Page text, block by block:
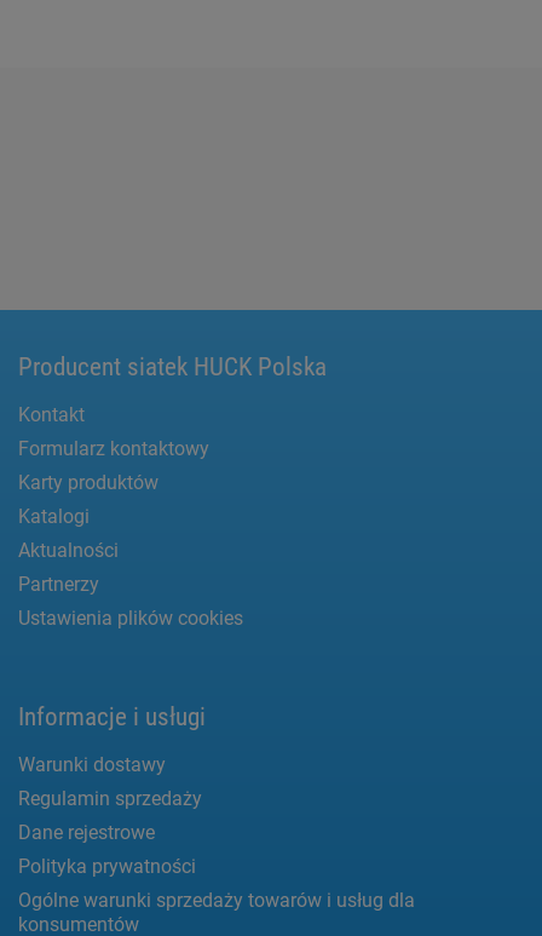
Producent siatek HUCK Polska
Kontakt
Formularz kontaktowy
Karty produktów
Katalogi
Aktualności
Partnerzy
Ustawienia plików cookies
Informacje i usługi
Warunki dostawy
Regulamin sprzedaży
Dane rejestrowe
Polityka prywatności
Ogólne warunki sprzedaży towarów i usług dla
konsumentów